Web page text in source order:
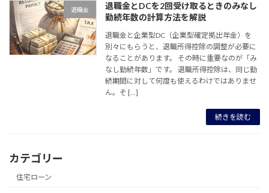
退職金
退職金とDCを2回受け取るときのみなし
勤続年数の計算方法を解説
退職金と企業型DC（企業型確定拠出年金）を
別々にもらうと、退職所得控除の調整が必要に
なることがあります。 その時に重要なのが「み
なし勤続年数」です。 退職所得控除は、同じ勤
続期間に対して何度も使えるわけではありませ
ん。そ […]
続きを読む
カテゴリー
住宅ローン